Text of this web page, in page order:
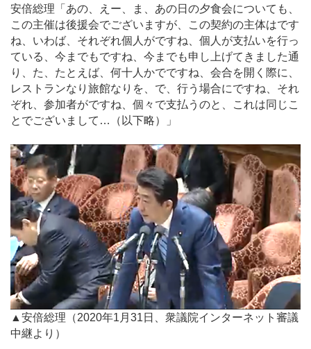
安倍総理「あの、えー、ま、あの日の夕食会についても、
この主催は後援会でございますが、この契約の主体はです
ね、いわば、それぞれ個人がですね、個人が支払いを行っ
ている、今までもですね、今までも申し上げてきました通
り、た、たとえば、何十人かでですね、会合を開く際に、
レストランなり旅館なりを、で、行う場合にですね、それ
ぞれ、参加者がですね、個々で支払うのと、これは同じこ
とでございまして…（以下略）」
▲安倍総理（2020年1月31日、衆議院インターネット審議
中継より）